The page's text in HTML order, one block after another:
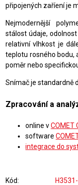
připojených zaříení je
Nejmodernější
stálost údaje,
relativní vlhkost je
teplotu rosného bodu,
poměr nebo
Snímač je standardně
Zpracování a
online vCOMET
software
integrace do
Kód